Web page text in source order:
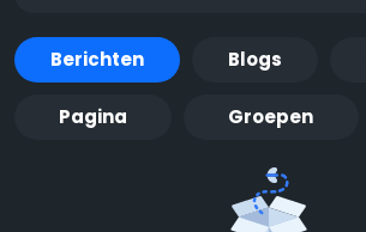
Berichten Blogs
Pagina Groepen